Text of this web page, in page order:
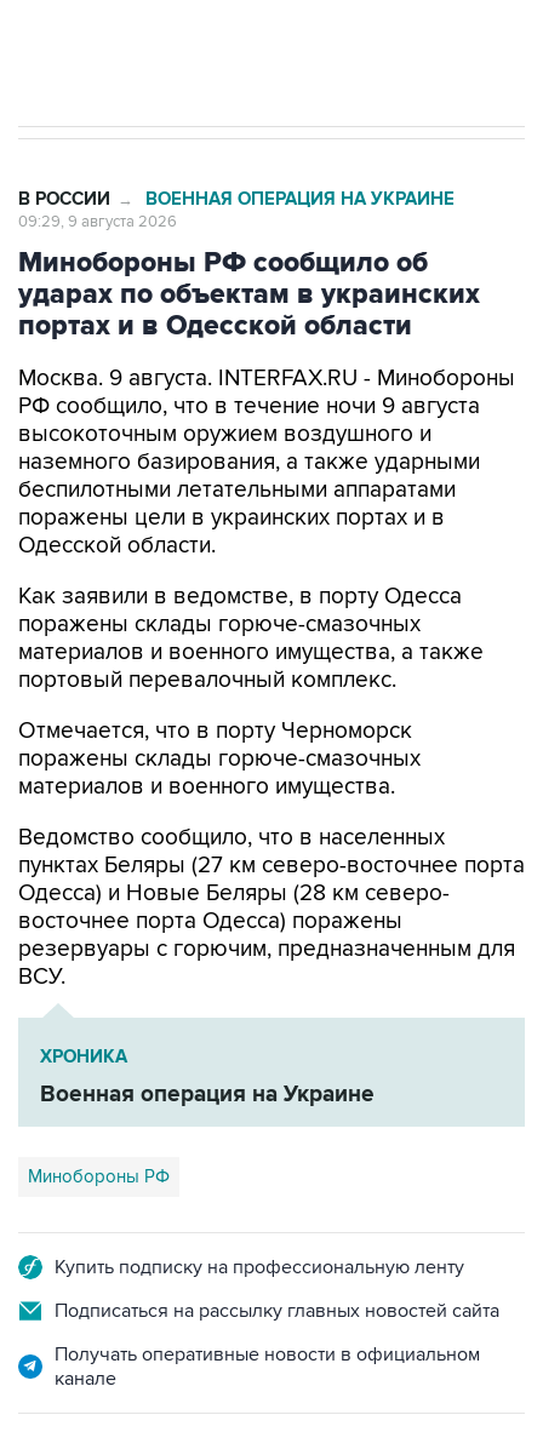
В РОССИИ → ВОЕННАЯ ОПЕРАЦИЯ НА УКРАИНЕ
09:29, 9 августа 2026
Минобороны РФ сообщило об
ударах по объектам в украинских
портах и в Одесской области
Москва. 9 августа. INTERFAX.RU - Минобороны
РФ сообщило, что в течение ночи 9 августа
высокоточным оружием воздушного и
наземного базирования, а также ударными
беспилотными летательными аппаратами
поражены цели в украинских портах и в
Одесской области.
Как заявили в ведомстве, в порту Одесса
поражены склады горюче-смазочных
материалов и военного имущества, а также
портовый перевалочный комплекс.
Отмечается, что в порту Черноморск
поражены склады горюче-смазочных
материалов и военного имущества.
Ведомство сообщило, что в населенных
пунктах Беляры (27 км северо-восточнее порта
Одесса) и Новые Беляры (28 км северо-
восточнее порта Одесса) поражены
резервуары с горючим, предназначенным для
ВСУ.
ХРОНИКА
Военная операция на Украине
Минобороны РФ
Купить подписку на профессиональную ленту
Подписаться на рассылку главных новостей сайта
Получать оперативные новости в официальном
канале